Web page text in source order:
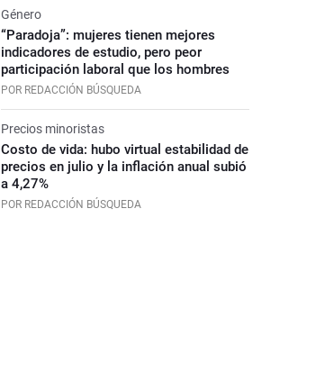
Género
“Paradoja”: mujeres tienen mejores
indicadores de estudio, pero peor
participación laboral que los hombres
POR REDACCIÓN BÚSQUEDA
Precios minoristas
Costo de vida: hubo virtual estabilidad de
precios en julio y la inflación anual subió
a 4,27%
POR REDACCIÓN BÚSQUEDA